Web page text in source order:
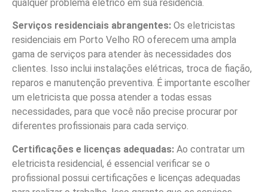
qualquer problema elétrico em sua residência.
Serviços residenciais abrangentes: Os eletricistas
residenciais em Porto Velho RO oferecem uma ampla
gama de serviços para atender às necessidades dos
clientes. Isso inclui instalações elétricas, troca de fiação,
reparos e manutenção preventiva. É importante escolher
um eletricista que possa atender a todas essas
necessidades, para que você não precise procurar por
diferentes profissionais para cada serviço.
Certificações e licenças adequadas: Ao contratar um
eletricista residencial, é essencial verificar se o
profissional possui certificações e licenças adequadas